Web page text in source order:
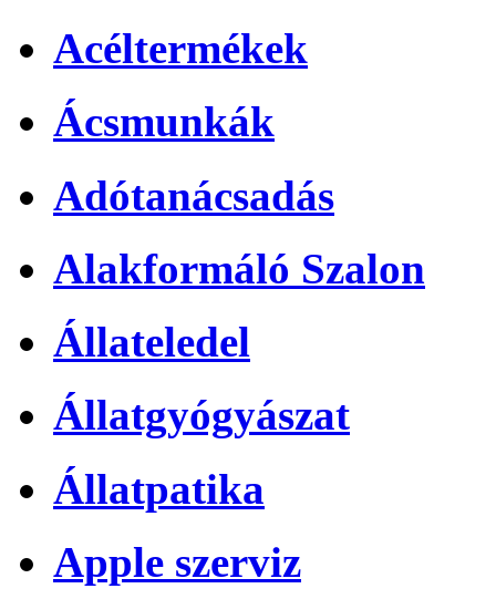
Acéltermékek
Ácsmunkák
Adótanácsadás
Alakformáló Szalon
Állateledel
Állatgyógyászat
Állatpatika
Apple szerviz